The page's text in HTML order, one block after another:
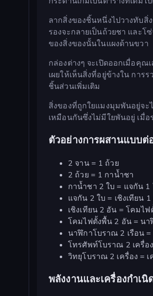
ลากสิ่งของชิ้นหนึ่งไปวางทับสิ่
รองจะกลายเป็นถ้วยชา และ
ของสิ่งของนั้นในแผงด้านขวา
กล่องต่างๆ จะเปิดออกเมื่อคุณ
เผยให้เห็นสิ่งที่อยู่ข้างใน การ
ชิ้นส่วนเพิ่มเติม
สิ่งของที่ถูกใยแมงมุมพันอยู่จะ
เหมือนกันซึ่งไม่มีใยพันอยู่ เมื่
ตัวอย่างการผสานแบบต่
2 จาน = 1 ถ้วย
2 ถ้วย = 1 กาน้ำชา
กาน้ำชา 2 ใบ = แจกัน 1
แจกัน 2 ใบ = เชิงเทียน
เชิงเทียน 2 อัน = โคมไ
โคมไฟตั้งพื้น 2 อัน = นา
นาฬิกาโบราณ 2 เรือน
โทรศัพท์โบราณ 2 เครื่อ
วิทยุโบราณ 2 เครื่อง = เ
พลังงานและเครื่องกำเ